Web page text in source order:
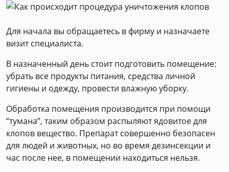
Для начала вы обращаетесь в фирму и назначаете
визит специалиста.
В назначенный день стоит подготовить помещение:
убрать все продукты питания, средства личной
гигиены и одежду, провести влажную уборку.
Обработка помещения производится при помощи
“тумана”, таким образом распыляют ядовитое для
клопов вещество. Препарат совершенно безопасен
для людей и животных, но во время дезинсекции и
час после нее, в помещении находиться нельзя.